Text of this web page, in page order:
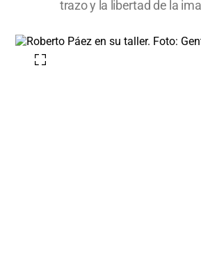
trazo y la libertad de la